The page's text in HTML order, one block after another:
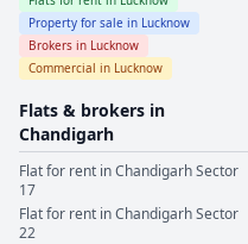
Property for sale in Lucknow
Brokers in Lucknow
Commercial in Lucknow
Flats & brokers in
Chandigarh
Flat for rent inChandigarhSector
17
Flat for rent inChandigarhSector
22